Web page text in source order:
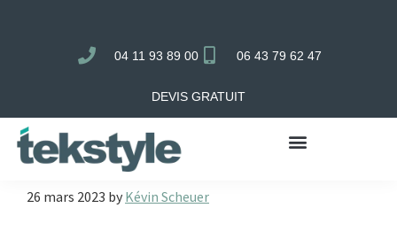
principale
04 11 93 89 00 06 43 79 62 47
DEVIS GRATUIT
26 mars 2023 by Kévin Scheuer